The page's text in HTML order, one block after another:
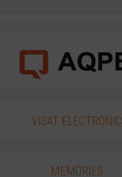
VISAT ELECTRÒNIC
MEMÒRIES